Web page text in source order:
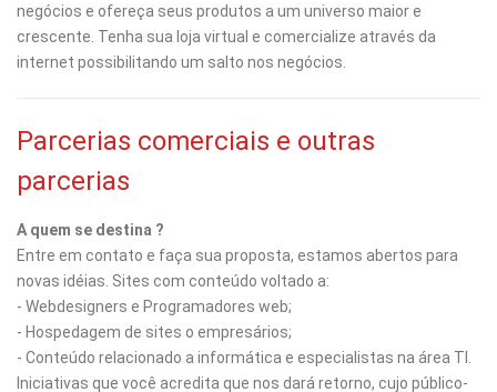
negócios e ofereça seus produtos a um universo maior e
crescente. Tenha sua loja virtual e comercialize através da
internet possibilitando um salto nos negócios.
Parcerias comerciais e outras
parcerias
A quem se destina ?
Entre em contato e faça sua proposta, estamos abertos para
novas idéias. Sites com conteúdo voltado a:
- Webdesigners e Programadores web;
- Hospedagem de sites o empresários;
- Conteúdo relacionado a informática e especialistas na área TI.
Iniciativas que você acredita que nos dará retorno, cujo público-